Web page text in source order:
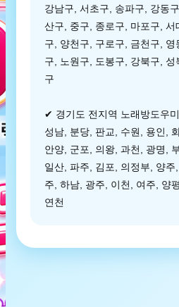
강남구, 서초구, 송파구, 강동
산구, 중구, 종로구, 마포구, 서
구, 양천구, 구로구, 금천구,
구, 노원구, 도봉구, 강북구,
구
✔ 경기도 전지역 노래방도우
성남, 분당, 판교, 수원, 용인,
안양, 군포, 의왕, 과천, 광명,
일산, 파주, 김포, 의정부, 양
주, 하남, 광주, 이천, 여주, 양
연천